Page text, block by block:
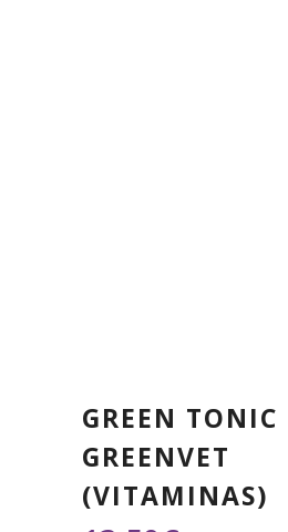
GREEN TONIC
GREENVET
(VITAMINAS)